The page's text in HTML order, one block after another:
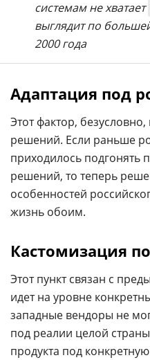
системам не хватает
выглядит по
2000 года
Адаптация под
Этот фактор,
решений. Если раньше
приходилось подгонять
решений, то теперь
особенностей
жизнь обоим.
Кастомизация
Этот пункт связан с
идет на уровне
западные вендоры не
под реалии целой
продукта под